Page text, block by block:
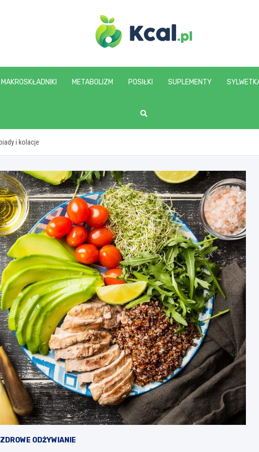
www.kcal.pl
MAKROSKŁADNIKI METABOLIZM POSIŁKI SUPLEMENTY
i kolacje
ZDROWE ODŻYWIANIE